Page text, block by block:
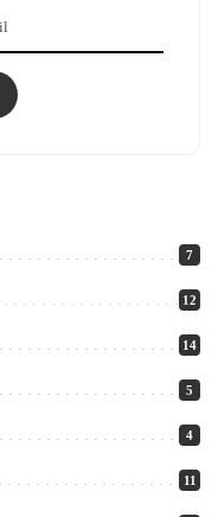
7
12
14
5
4
11